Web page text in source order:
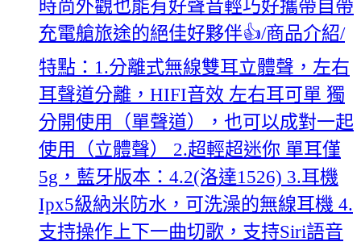
時尚外觀也能有好聲音輕巧好攜帶自帶
充電艙旅途的絕佳好夥伴👍/商品介紹/
特點：1.分離式無線雙耳立體聲，左右
耳聲道分離，HIFI音效 左右耳可單 獨
分開使用（單聲道），也可以成對一起
使用（立體聲） 2.超輕超迷你 單耳僅
5g，藍牙版本：4.2(洛達1526) 3.耳機
Ipx5級納米防水，可洗澡的無線耳機 4.
支持操作上下一曲切歌，支持Siri語音